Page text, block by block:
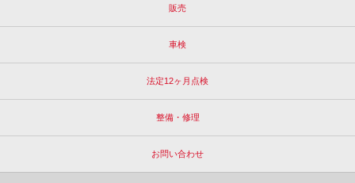
販売
車検
法定12ヶ月点検
整備・修理
お問い合わせ